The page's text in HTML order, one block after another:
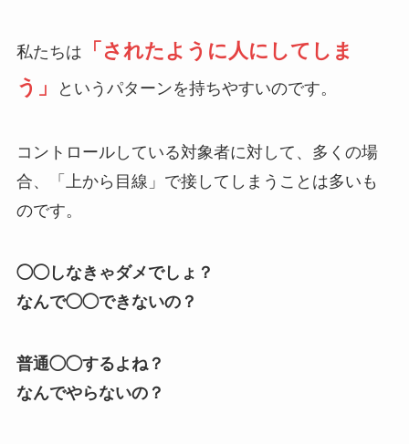
私たちは
「されたように人にしてしま
う」
というパターンを持ちやすいのです。
コントロールしている対象者に対して、多くの場
合、「上から目線」で接してしまうことは多いも
のです。
◯◯しなきゃダメでしょ？
なんで◯◯できないの？
普通◯◯するよね？
なんでやらないの？